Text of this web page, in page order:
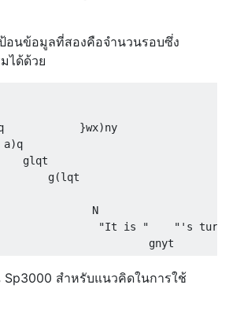
อนข้อมูลที่สองคือจำนวนรอบซึ่ง
ได้ด้วย
]s,x'A
}wx)ny
a)q
glqt
g(lqt
N
"It is "    "'s
สำหรับแนวคิดในการใช้